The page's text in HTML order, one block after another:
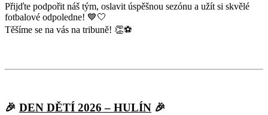
Přijďte podpořit náš tým, oslavit úspěšnou sezónu a užít si skvělé
fotbalové odpoledne! 💙🤍
Těšíme se na vás na tribuně! 👏⚽
🎉 DEN DĚTÍ 2026 – HULÍN 🎉